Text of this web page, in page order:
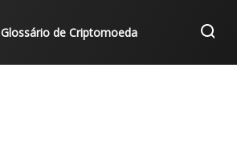
Glossário de Criptomoeda